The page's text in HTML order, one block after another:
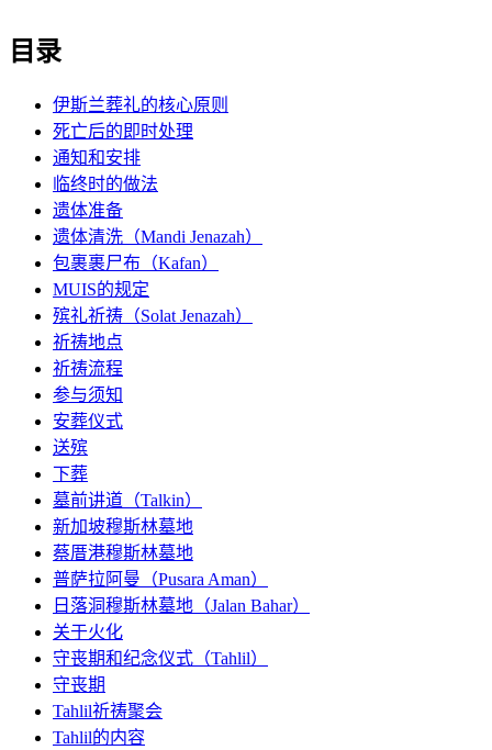
目录
伊斯兰葬礼的核心原则
死亡后的即时处理
通知和安排
临终时的做法
遗体准备
遗体清洗（Mandi Jenazah）
包裹裹尸布（Kafan）
MUIS的规定
殡礼祈祷（Solat Jenazah）
祈祷地点
祈祷流程
参与须知
安葬仪式
送殡
下葬
墓前讲道（Talkin）
新加坡穆斯林墓地
蔡厝港穆斯林墓地
普萨拉阿曼（Pusara Aman）
日落洞穆斯林墓地（Jalan Bahar）
关于火化
守丧期和纪念仪式（Tahlil）
守丧期
Tahlil祈祷聚会
Tahlil的内容